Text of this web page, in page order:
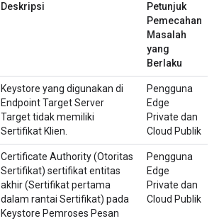
Deskripsi
Petunjuk
Pemecahan
Masalah
yang
Berlaku
Keystore yang digunakan di
Endpoint Target Server
Target tidak memiliki
Sertifikat Klien.
Pengguna
Edge
Private dan
Cloud Publik
Certificate Authority (Otoritas
Sertifikat) sertifikat entitas
akhir (Sertifikat pertama
dalam rantai Sertifikat) pada
Keystore Pemroses Pesan
Pengguna
Edge
Private dan
Cloud Publik